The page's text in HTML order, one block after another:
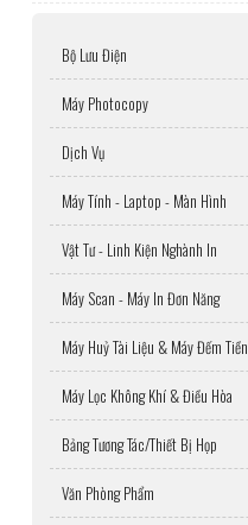
Bộ Lưu Điện
Máy Photocopy
Dịch Vụ
Máy Tính - Laptop - Màn Hình
Vật Tư - Linh Kiện Nghành In
Máy Scan - Máy In Đơn Năng
Máy Huỷ Tài Liệu & Máy Đếm Tiền
Máy Lọc Không Khí & Điều Hòa
Bảng Tương Tác/Thiết Bị Họp
Văn Phòng Phẩm